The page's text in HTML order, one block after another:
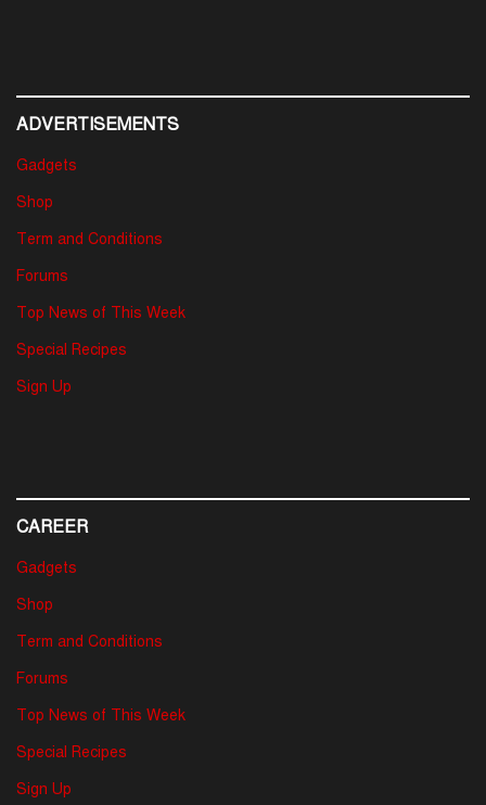
ADVERTISEMENTS
Gadgets
Shop
Term and Conditions
Forums
Top News of This Week
Special Recipes
Sign Up
CAREER
Gadgets
Shop
Term and Conditions
Forums
Top News of This Week
Special Recipes
Sign Up